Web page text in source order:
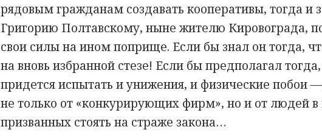
рядовым гражданам создавать кооперативы, тогда и
Григорию Полтавскому, ныне жителю Кировограда,
свои силы на ином поприще. Если бы знал он тогда,
на вновь избранной стезе! Если бы предполагал
придется испытать и унижения, и физические побои
не только от «конкурирующих фирм», но и от людей в
призванных стоять на страже закона…